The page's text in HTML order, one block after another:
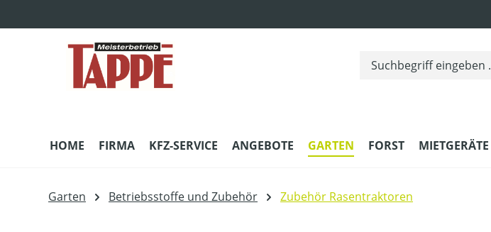
HOME FIRMA KFZ-SERVICE ANGEBOTE GARTEN FORST MIETGERÄTE
Garten Betriebsstoffe und Zubehör Zubehör Rasentraktoren